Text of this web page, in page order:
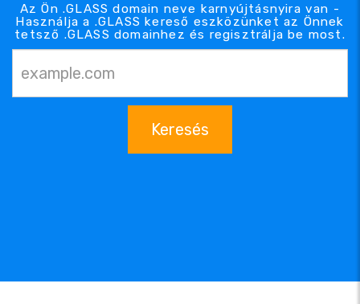
Az Ön .GLASS domain neve karnyújtásnyira van -
Használja a .GLASS kereső eszközünket az Önnek
tetsző .GLASS domainhez és regisztrálja be most.
Keresés